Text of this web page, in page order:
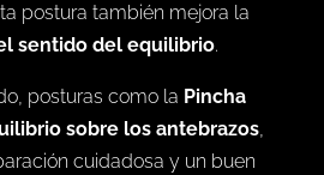
luna, combina equilibrio
la coordinación y la
sentido del equilibrio.
posturas como la Pincha